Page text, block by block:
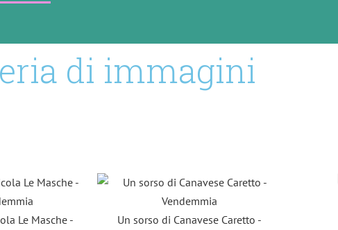
di immagini
Le Masche -
Un sorso di Canavese Caretto -